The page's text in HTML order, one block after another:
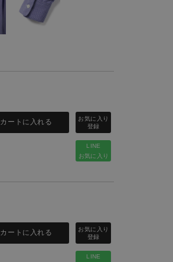
LINE
お気に入り
カートに入れる
LINE
カートに入れる